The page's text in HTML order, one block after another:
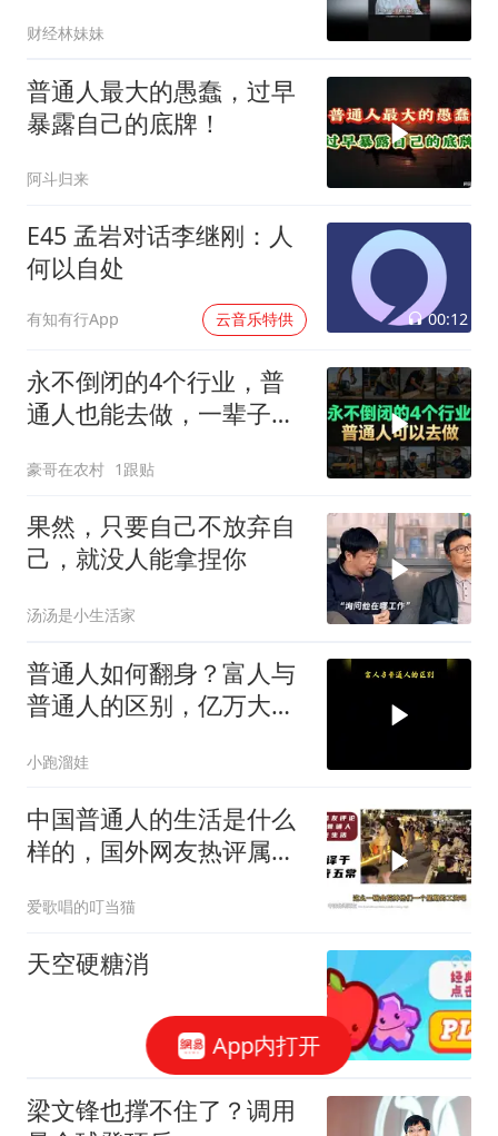
财经林妹妹
普通人最大的愚蠢，过早
暴露自己的底牌！
阿斗归来
E45 孟岩对话李继刚：人
何以自处
有知有行App 云音乐特供 00:12
永不倒闭的4个行业，普
通人也能去做，一辈子衣
豪哥在农村 1跟贴
果然，只要自己不放弃自
己，就没人能拿捏你
汤汤是小生活家
普通人如何翻身？富人与
普通人的区别，亿万大佬
小跑溜娃
中国普通人的生活是什么
样的，国外网友热评属于
爱歌唱的叮当猫
天空硬糖消
梁文锋也撑不住了？调用
App内打开